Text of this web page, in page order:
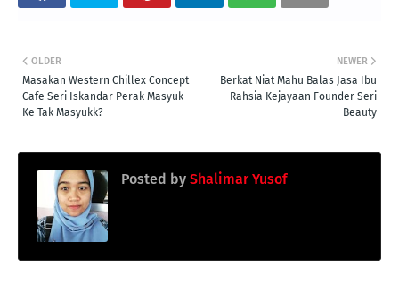
NEWER
Berkat Niat Mahu Balas Jasa Ibu
Rahsia Kejayaan Founder Seri
Beauty
OLDER
Masakan Western Chillex Concept
Cafe Seri Iskandar Perak Masyuk
Ke Tak Masyukk?
Posted by Shalimar Yusof